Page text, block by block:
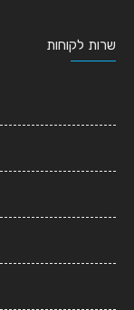
שרות לקוחות